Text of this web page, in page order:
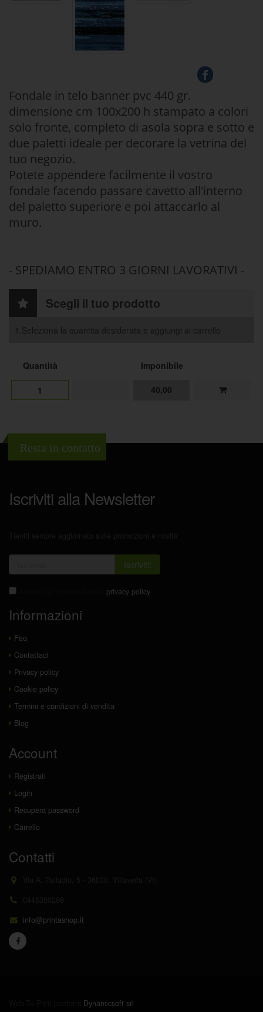
Fondale in telo banner pvc 440 gr.
dimensione cm 100x200 h stampato a colori
solo fronte, completo di asola sopra e sotto e
due paletti ideale per decorare la vetrina del
tuo negozio.
Potete appendere facilmente il vostro
fondale facendo passare cavetto all'interno
del paletto superiore e poi attaccarlo al
muro.
- SPEDIAMO ENTRO 3 GIORNI LAVORATIVI -
Scegli il tuo prodotto
1.Seleziona la quantità desiderata e aggiungi al carrello
Quantità Imponibile
1 40,00
Resta in contatto
Iscriviti alla Newsletter
Iscriviti!
privacy policy
Informazioni
Faq
Contattaci
Privacy policy
Cookie policy
Termini e condizioni di vendita
Blog
Account
Registrati
Login
Recupera password
Carrello
Contatti
info@printashop.it
Dynamicsoft srl